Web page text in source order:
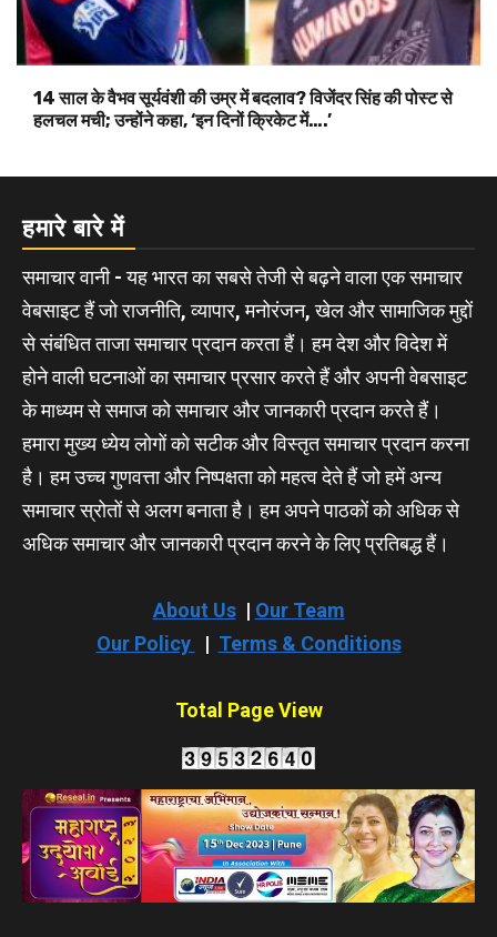
14 साल के वैभव सूर्यवंशी की उम्र में बदलाव? विजेंदर सिंह की पोस्ट से
हलचल मची; उन्होंने कहा, ‘इन दिनों क्रिकेट में….’
हमारे बारे में
समाचार वानी - यह भारत का सबसे तेजी से बढ़ने वाला एक समाचार
वेबसाइट हैं जो राजनीति, व्यापार, मनोरंजन, खेल और सामाजिक मुद्दों
से संबंधित ताजा समाचार प्रदान करता हैं। हम देश और विदेश में
होने वाली घटनाओं का समाचार प्रसार करते हैं और अपनी वेबसाइट
के माध्यम से समाज को समाचार और जानकारी प्रदान करते हैं।
हमारा मुख्य ध्येय लोगों को सटीक और विस्तृत समाचार प्रदान करना
है। हम उच्च गुणवत्ता और निष्पक्षता को महत्व देते हैं जो हमें अन्य
समाचार स्रोतों से अलग बनाता है। हम अपने पाठकों को अधिक से
अधिक समाचार और जानकारी प्रदान करने के लिए प्रतिबद्ध हैं।
About Us| Our Team
Our Policy
| Terms & Conditions
Total Page View